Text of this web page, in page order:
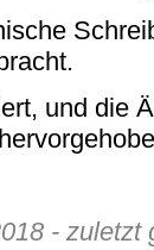
und die
- zuletzt